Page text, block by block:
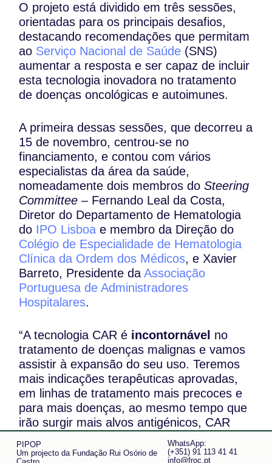
O projeto está dividido em três sessões,
orientadas para os principais desafios,
destacando recomendações que permitam
ao Serviço Nacional de Saúde (SNS)
aumentar a resposta e ser capaz de incluir
esta tecnologia inovadora no tratamento
de doenças oncológicas e autoimunes.
A primeira dessas sessões, que decorreu a
15 de novembro, centrou-se no
financiamento, e contou com vários
especialistas da área da saúde,
nomeadamente dois membros doSteering
Committee – Fernando Leal da Costa,
Diretor do Departamento de Hematologia
do IPO Lisboa e membro da Direção do
Colégio de Especialidade de Hematologia
Clínica da Ordem dos Médicos, e Xavier
Barreto, Presidente daAssociação
Portuguesa de Administradores
Hospitalares.
“A tecnologia CAR é incontornável no
tratamento de doenças malignas e vamos
assistir à expansão do seu uso. Teremos
mais indicações terapêuticas aprovadas,
em linhas de tratamento mais precoces e
para mais doenças, ao mesmo tempo que
irão surgir mais alvos antigénicos, CAR
produzidas em poucas horas, associação
de CAR com outros tratamentos e até
PIPOP
Um projecto da Fundação Rui Osório de
WhatsApp:
(+351) 91 113 41 41
info@froc.pt